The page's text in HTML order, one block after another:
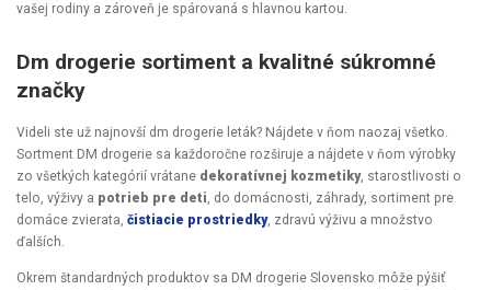
vašej rodiny a zároveň je spárovaná s hlavnou kartou.
Dm drogerie sortiment a kvalitné súkromné
značky
Videli ste už najnovší dm drogerie leták? Nájdete v ňom naozaj všetko.
Sortment DM drogerie sa každoročne rozširuje a nájdete v ňom výrobky
zo všetkých kategórií vrátane dekoratívnej kozmetiky, starostlivosti o
telo, výživy a potrieb pre deti , do domácnosti, záhrady, sortiment pre
domáce zvierata, čistiacie prostriedky, zdravú výživu a množstvo
ďalších.
Okrem štandardných produktov sa DM drogerie Slovensko môže pýšiť